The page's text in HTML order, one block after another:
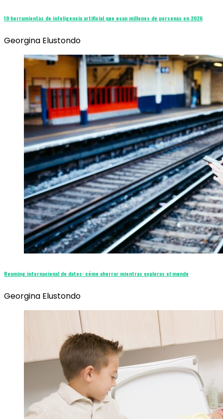
10 herramientas de inteligencia artificial que usan millones de personas en 2026
Georgina Elustondo
Roaming internacional de datos: cómo ahorrar mientras exploras el mundo
Georgina Elustondo